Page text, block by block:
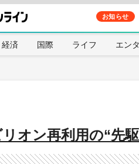
お知らせ
経済 国際 ライフ エン
リオン再利用の“先